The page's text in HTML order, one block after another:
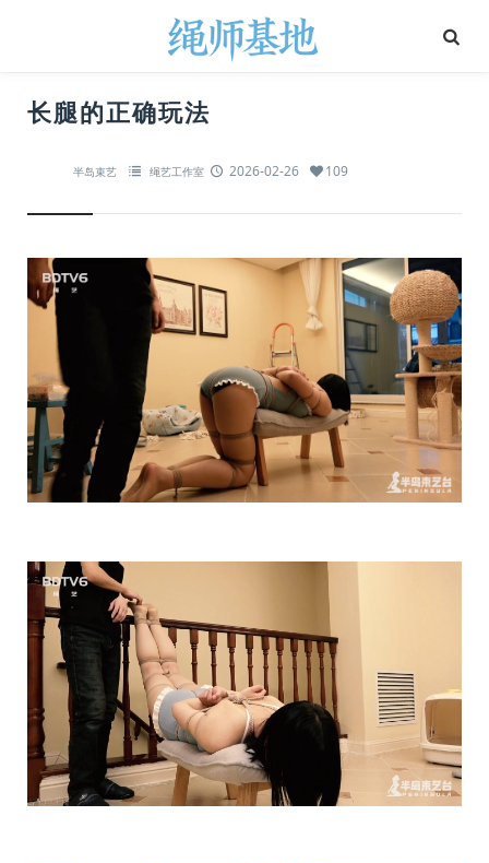
长腿的正确玩法
半岛束艺 绳艺工作室 2026-02-26 109